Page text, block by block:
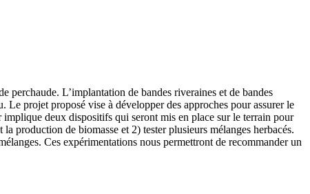
perchaude. L’implantation de bandes riveraines et de bandes
projet proposé vise à développer des approches pour assurer le
deux dispositifs qui seront mis en place sur le terrain pour
production de biomasse et 2) tester plusieurs mélanges herbacés.
Ces expérimentations nous permettront de recommander un